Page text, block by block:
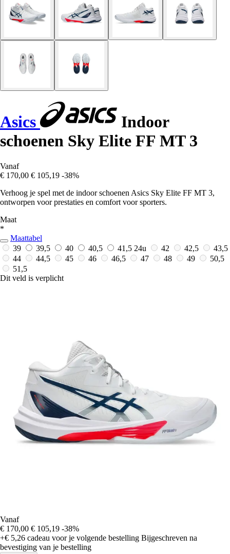
Asics
Indoor
schoenen Sky Elite FF MT 3
Vanaf
€ 170,00 € 105,19 -38%
Verhoog je spel met de indoor schoenen Asics Sky Elite FF MT 3,
ontworpen voor prestaties en comfort voor sporters.
Maat
*
Maattabel
39
39,5 40 40,5 41,5 24u 42 42,5
43,5
44
44,5 45 46 46,5 47 48 49
50,5
51,5
Dit veld is verplicht
Vanaf
€ 170,00 € 105,19 -38%
+€ 5,26 cadeau voor je volgende bestelling Bijgeschreven na
bevestiging van je bestelling